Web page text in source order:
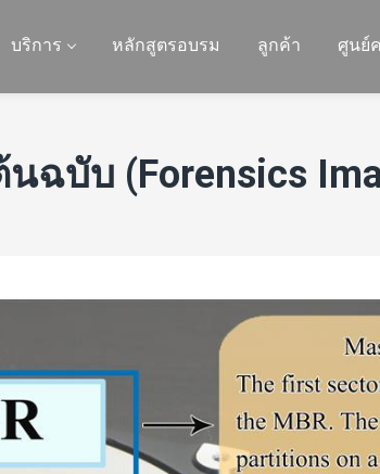
บริการ หลักสูตรอบรม ลูกค้า ศูนย์
ฉบับ (Forensics